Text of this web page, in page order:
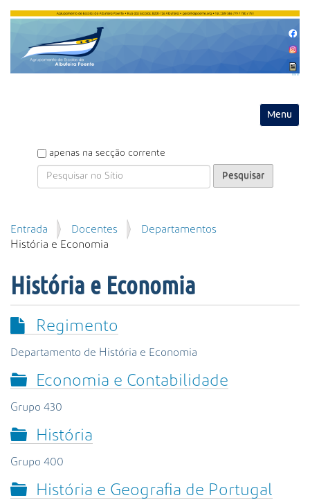
Toggle
P
e
i
s
apenas na secção corrente
P
e
u
a
n
ç
d
…
Entrada Docentes
Departamentos
História e Economia
História e Economia
Regimento
Departamento de História e Economia
Economia e Contabilidade
Grupo 430
História
Grupo 400
História e Geografia de Portugal